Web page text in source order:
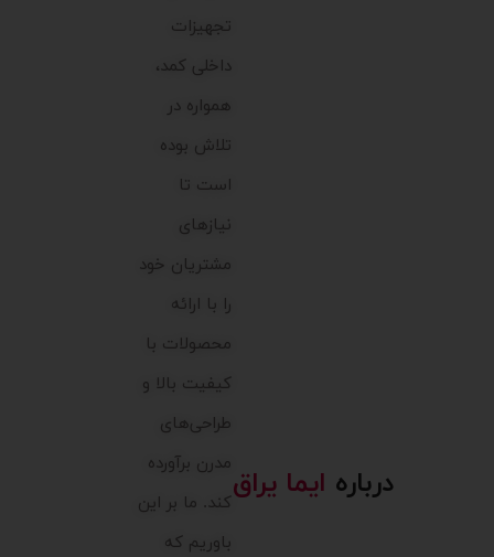
درباره ایما یراق
تجهیزات
داخلی کمد،
همواره در
تلاش بوده
است تا
نیازهای
مشتریان خود
را با ارائه
محصولات با
کیفیت بالا و
طراحی‌های
مدرن برآورده
کند. ما بر این
باوریم که